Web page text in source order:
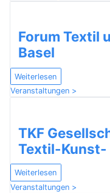
Forum Textil
Basel
Weiterlesen
Veranstaltungen >
TKF
Textil-Kunst-
Weiterlesen
Veranstaltungen >